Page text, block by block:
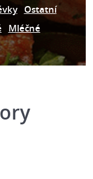
Ostatní
Mléčné